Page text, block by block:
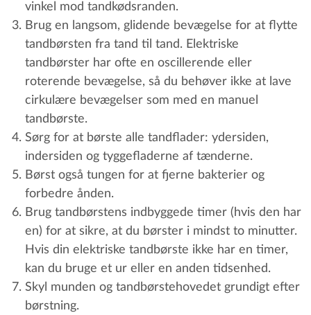
vinkel mod tandkødsranden.
Brug en langsom, glidende bevægelse for at flytte
tandbørsten fra tand til tand. Elektriske
tandbørster har ofte en oscillerende eller
roterende bevægelse, så du behøver ikke at lave
cirkulære bevægelser som med en manuel
tandbørste.
Sørg for at børste alle tandflader: ydersiden,
indersiden og tyggefladerne af tænderne.
Børst også tungen for at fjerne bakterier og
forbedre ånden.
Brug tandbørstens indbyggede timer (hvis den har
en) for at sikre, at du børster i mindst to minutter.
Hvis din elektriske tandbørste ikke har en timer,
kan du bruge et ur eller en anden tidsenhed.
Skyl munden og tandbørstehovedet grundigt efter
børstning.